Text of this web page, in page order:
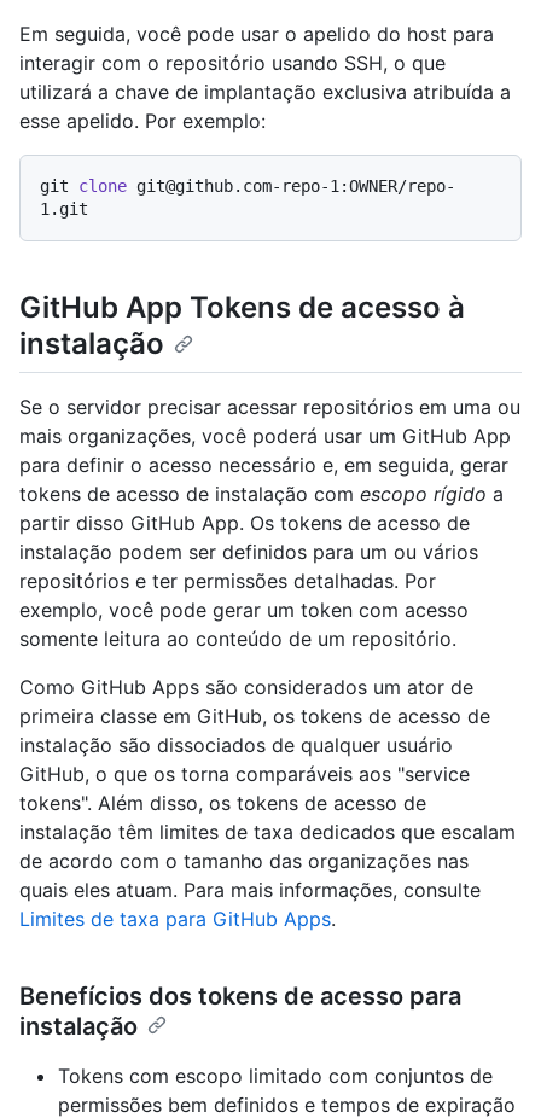
Em seguida, você pode usar o apelido do host para
interagir com o repositório usando SSH, o que
utilizará a chave de implantação exclusiva atribuída a
esse apelido. Por exemplo:
git clone git@github.com-repo-1:OWNER/repo-
GitHub App Tokens de acesso à
instalação
Se o servidor precisar acessar repositórios em uma ou
mais organizações, você poderá usar um GitHub App
para definir o acesso necessário e, em seguida, gerar
tokens de acesso de instalação com escopo rígido a
partir disso GitHub App. Os tokens de acesso de
instalação podem ser definidos para um ou vários
repositórios e ter permissões detalhadas. Por
exemplo, você pode gerar um token com acesso
somente leitura ao conteúdo de um repositório.
Como GitHub Apps são considerados um ator de
primeira classe em GitHub, os tokens de acesso de
instalação são dissociados de qualquer usuário
GitHub, o que os torna comparáveis aos "service
tokens". Além disso, os tokens de acesso de
instalação têm limites de taxa dedicados que escalam
de acordo com o tamanho das organizações nas
quais eles atuam. Para mais informações, consulte
Limites de taxa para GitHub Apps.
Benefícios dos tokens de acesso para
instalação
Tokens com escopo limitado com conjuntos de
permissões bem definidos e tempos de expiração